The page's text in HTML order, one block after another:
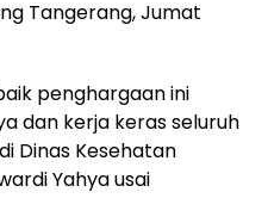
Tangerang, Jumat
penghargaan ini
dan kerja keras seluruh
Dinas Kesehatan
Yahya usai